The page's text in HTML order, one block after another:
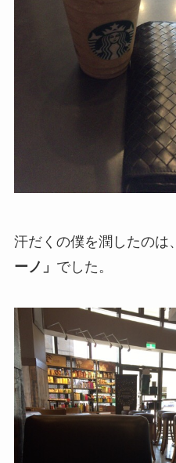
汗だくの僕を潤したのは、
ーノ」 でした。